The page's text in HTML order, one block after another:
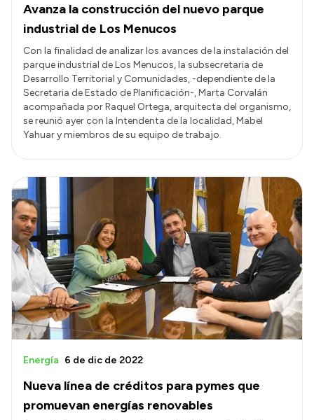
Avanza la construcción del nuevo parque
industrial de Los Menucos
Con la finalidad de analizar los avances de la instalación del
parque industrial de Los Menucos, la subsecretaria de
Desarrollo Territorial y Comunidades, -dependiente de la
Secretaria de Estado de Planificación-, Marta Corvalán
acompañada por Raquel Ortega, arquitecta del organismo,
se reunió ayer con la Intendenta de la localidad, Mabel
Yahuar y miembros de su equipo de trabajo.
Nueva línea de créditos para pymes que
promuevan energías renovables
Energía 6 de dic de 2022